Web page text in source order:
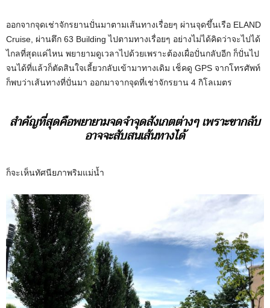
ออกจากจุดเช่าจักรยานปั่นมาตามเส้นทางเรื่อยๆ ผ่านจุดขึ้นเรือ ELAND
Cruise, ผ่านตึก 63 Building ไปตามทางเรื่อยๆ อย่างไม่ได้คิดว่าจะไปได้
ไกลที่สุดแค่ไหน พยายามดูเวลาไปด้วยเพราะต้องเผื่อปั่นกลับอีก ก็ปั่นไป
จนได้ที่แล้วก็ตัดสินใจเลี้ยวกลับเข้ามาทางเดิม เช็คดู GPS จากโทรศัพท์
ก็พบว่าเส้นทางที่ปั่นมา ออกมาจากจุดที่เช่าจักรยาน 4 กิโลเมตร
สำคัญที่สุดคือพยายามจดจำจุดสังเกตต่างๆ เพราะขากลับ
อาจจะสับสนเส้นทางได้
ก็จะเห็นทัศนียภาพริมแม่น้ำ